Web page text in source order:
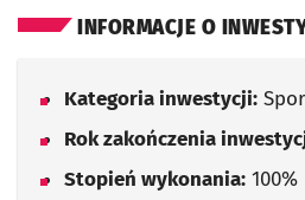
INFORMACJE O
Kategoria inwestycji:
Rok zakończenia
Stopień wykonania: 100%